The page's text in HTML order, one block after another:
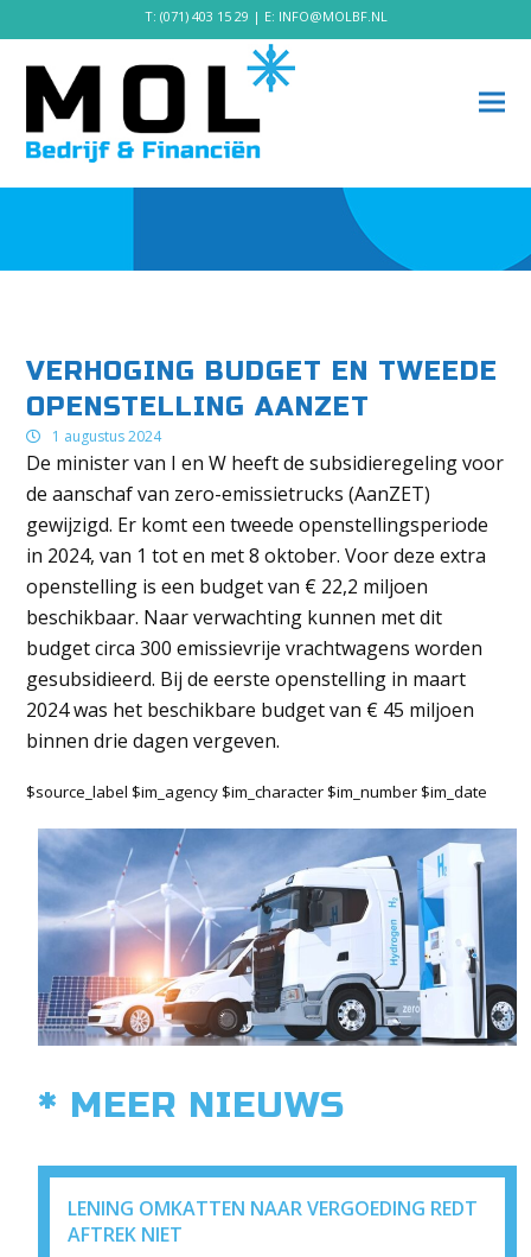
T: (071) 403 15 29 | E: INFO@MOLBF.NL
VERHOGING BUDGET EN TWEEDE
OPENSTELLING AANZET
1 augustus 2024
De minister van I en W heeft de subsidieregeling voor
de aanschaf van zero-emissietrucks (AanZET)
gewijzigd. Er komt een tweede openstellingsperiode
in 2024, van 1 tot en met 8 oktober. Voor deze extra
openstelling is een budget van € 22,2 miljoen
beschikbaar. Naar verwachting kunnen met dit
budget circa 300 emissievrije vrachtwagens worden
gesubsidieerd. Bij de eerste openstelling in maart
2024 was het beschikbare budget van € 45 miljoen
binnen drie dagen vergeven.
$source_label $im_agency $im_character $im_number $im_date
* MEER NIEUWS
LENING OMKATTEN NAAR VERGOEDING REDT
AFTREK NIET